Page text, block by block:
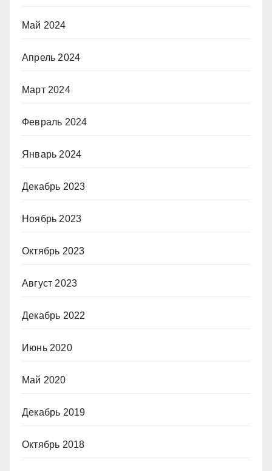
Май 2024
Апрель 2024
Март 2024
Февраль 2024
Январь 2024
Декабрь 2023
Ноябрь 2023
Октябрь 2023
Август 2023
Декабрь 2022
Июнь 2020
Май 2020
Декабрь 2019
Октябрь 2018